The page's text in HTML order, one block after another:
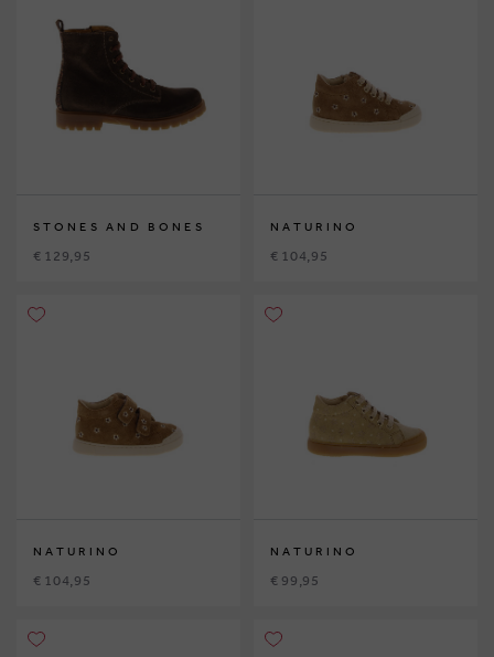
STONES AND BONES
€ 129,95
NATURINO
€ 104,95
NATURINO
€ 104,95
NATURINO
€ 99,95